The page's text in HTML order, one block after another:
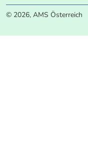
© 2026, AMS Österreich